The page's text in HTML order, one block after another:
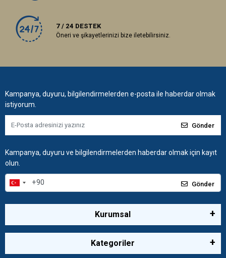
7 / 24 DESTEK
Öneri ve şikayetlerinizi bize iletebilirsiniz.
Kampanya, duyuru, bilgilendirmelerden e-posta ile haberdar olmak
istiyorum.
Gönder
Kampanya, duyuru ve bilgilendirmelerden haberdar olmak için kayıt
olun.
Gönder
Kurumsal
Kategoriler